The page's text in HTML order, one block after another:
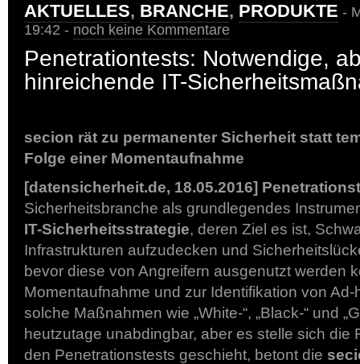
AKTUELLES, BRANCHE, PRODUKTE -
19:42 - noch keine Kommentare
Penetrationtests: Notwendige,
hinreichende IT-
secion rät zu permanenter Sicherheit statt
Folge einer Momentaufnahme
[datensicherheit.de, 18.05.2016]
Sicherheitsbranche als grundlegendes
IT-Sicherheitsstrategie, deren Ziel es ist,
Infrastrukturen aufzudecken und
bevor diese von Angreifern ausgenutzt werden
Momentaufnahme und zur Identifikation von
solche Maßnahmen wie „White-“, „Black-“ und
heutzutage unabdingbar, aber es stelle sich die
den Penetrationstests geschieht, betont die